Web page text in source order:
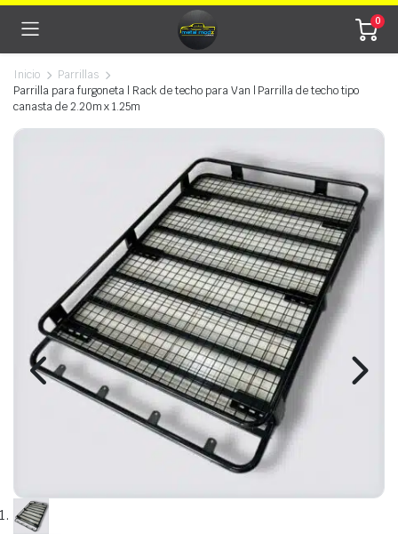
0
Inicio
Parrillas
Parrilla para furgoneta | Rack de techo para Van | Parrilla de techo tipo
canasta de 2.20m x 1.25m